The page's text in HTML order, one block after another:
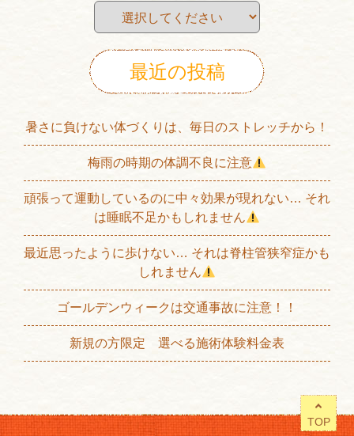
最近の投稿
暑さに負けない体づくりは、毎日のストレッチから！
梅雨の時期の体調不良に注意
頑張って運動しているのに中々効果が現れない… それ
は睡眠不足かもしれません
最近思ったように歩けない… それは脊柱管狭窄症かも
しれません
ゴールデンウィークは交通事故に注意！！
新規の方限定 選べる施術体験料金表
TOP